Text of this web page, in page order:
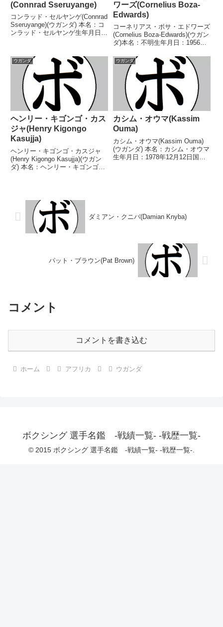
(Connrad Sseruyange)
コンラッド・セルヤンゲ(Connrad
Sseruyange)(ウガンダ) 本名：コ
ンラッド・セルヤンゲ生年月日：
イトル】ウガンダフェザー級王
座 【戦歴】2022/0...
ワーズ(Cornelius Boza-
Edwards)
コーネリアス・ボサ・エドワーズ
(Cornelius Boza-Edwards)(ウガン
ダ)本名：不明生年月日：1956年5
戦45勝(34KO)7敗1分【獲得タイ
トル】EBU欧州スーパーフェザ
ー級王座第11代W...
ウガンダ
ヘンリー・キゴンゴ・カス
ジャ(Henry Kigongo
Kasujja)
ヘンリー・キゴンゴ・カスジャ
(Henry Kigongo Kasujja)(ウガン
ダ) 本名：ヘンリー・キゴンゴ・
歴】2022/07/23 ...
ウガンダ
カシム・オウマ(Kassim
Ouma)
カシム・オウマ(Kassim Ouma)
(ウガンダ) 本名：カシム・オウマ
生年月日：1978年12月12日国
ダミアン・クニバ(Damian Knyba)
パット・ブラウン(Pat Brown)
コメント
コメントを書き込む
ホーム アフリカ ウガンダ
ボクシング 選手名鑑 -戦績一覧- -戦歴一覧-
© 2015 ボクシング 選手名鑑 -戦績一覧- -戦歴一覧-.